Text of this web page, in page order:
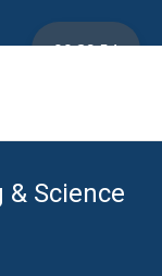
Science
00:29:53